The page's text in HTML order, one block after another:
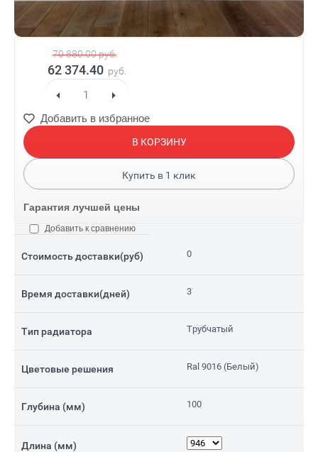
Добавить в избранное
70 880.00руб.
62 374.40 руб.
В КОРЗИНУ
Купить в 1 клик
Гарантия лучшей цены
Стоимость доставки(руб) 0
Время доставки(дней) 3
Тип радиатора Трубчатый
Цветовые решения Ral 9016 (Белый)
Глубина (мм) 100
Длина (мм)
Добавить к сравнению